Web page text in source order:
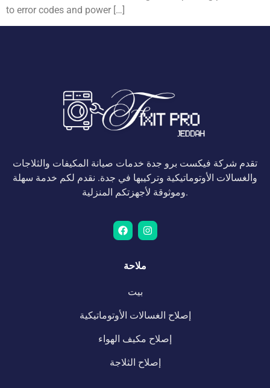
to error codes and power […]
تقدم شركة فيكست برو جدة خدمات صيانة المكيفات والثلاجات
والغسالات الأوتوماتيكية وتركيبها في جدة. نقدم لكم خدمة سهلة
وموثوقة لأجهزتكم المنزلية.
ملاحة
بيت
إصلاح الغسالات الأوتوماتيكية
إصلاح مكيف الهواء
إصلاح الثلاجة